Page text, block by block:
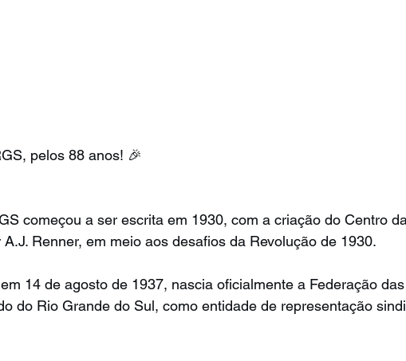
pelos 88 anos! 🎉
começou a ser escrita em 1930, com a criação do Centro
Renner, em meio aos desafios da Revolução de 1930.
14 de agosto de 1937, nascia oficialmente a Federação das
do Rio Grande do Sul, como entidade de representação